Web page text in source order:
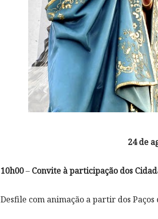
24 de
10h00– Convite à participação dos
Desfile com animação a partir dos